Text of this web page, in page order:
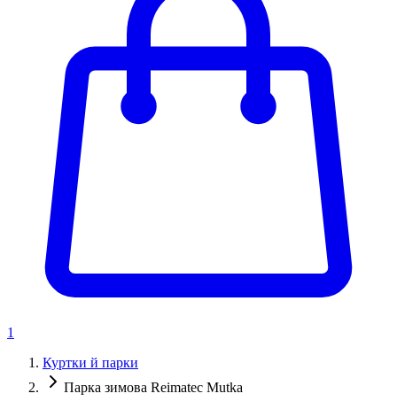
1
Куртки й парки
Парка зимова Reimatec Mutka